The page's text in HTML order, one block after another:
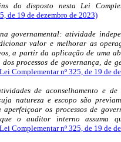
do disposto nesta Lei
de 19 de dezembro de 2023)
governamental: atividade
valor e melhorar as
a partir da aplicação de uma
processos de governança, de
Complementar nº 325, de 19 de
de aconselhamento e de
natureza e escopo são
os processos de
o auditor interno assuma
Complementar nº 325, de 19 de